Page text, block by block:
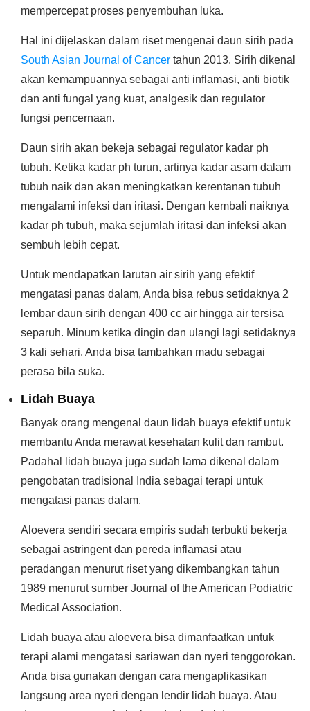
mempercepat proses penyembuhan luka.
Hal ini dijelaskan dalam riset mengenai daun sirih pada
South Asian Journal of Cancer tahun 2013. Sirih dikenal
akan kemampuannya sebagai anti inflamasi, anti biotik
dan anti fungal yang kuat, analgesik dan regulator
fungsi pencernaan.
Daun sirih akan bekeja sebagai regulator kadar ph
tubuh. Ketika kadar ph turun, artinya kadar asam dalam
tubuh naik dan akan meningkatkan kerentanan tubuh
mengalami infeksi dan iritasi. Dengan kembali naiknya
kadar ph tubuh, maka sejumlah iritasi dan infeksi akan
sembuh lebih cepat.
Untuk mendapatkan larutan air sirih yang efektif
mengatasi panas dalam, Anda bisa rebus setidaknya 2
lembar daun sirih dengan 400 cc air hingga air tersisa
separuh. Minum ketika dingin dan ulangi lagi setidaknya
3 kali sehari. Anda bisa tambahkan madu sebagai
perasa bila suka.
Lidah Buaya
Banyak orang mengenal daun lidah buaya efektif untuk
membantu Anda merawat kesehatan kulit dan rambut.
Padahal lidah buaya juga sudah lama dikenal dalam
pengobatan tradisional India sebagai terapi untuk
mengatasi panas dalam.
Aloevera sendiri secara empiris sudah terbukti bekerja
sebagai astringent dan pereda inflamasi atau
peradangan menurut riset yang dikembangkan tahun
1989 menurut sumber Journal of the American Podiatric
Medical Association.
Lidah buaya atau aloevera bisa dimanfaatkan untuk
terapi alami mengatasi sariawan dan nyeri tenggorokan.
Anda bisa gunakan dengan cara mengaplikasikan
langsung area nyeri dengan lendir lidah buaya. Atau